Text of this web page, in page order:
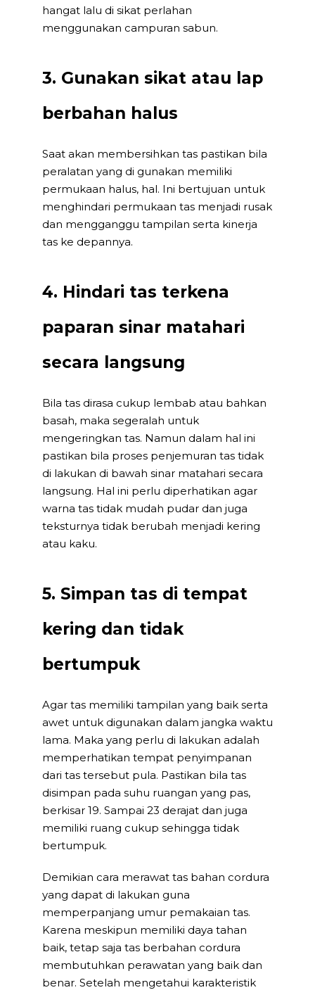
hangat lalu di sikat perlahan
menggunakan campuran sabun.
3. Gunakan sikat atau lap
berbahan halus
Saat akan membersihkan tas pastikan bila
peralatan yang di gunakan memiliki
permukaan halus, hal. Ini bertujuan untuk
menghindari permukaan tas menjadi rusak
dan mengganggu tampilan serta kinerja
tas ke depannya.
4. Hindari tas terkena
paparan sinar matahari
secara langsung
Bila tas dirasa cukup lembab atau bahkan
basah, maka segeralah untuk
mengeringkan tas. Namun dalam hal ini
pastikan bila proses penjemuran tas tidak
di lakukan di bawah sinar matahari secara
langsung. Hal ini perlu diperhatikan agar
warna tas tidak mudah pudar dan juga
teksturnya tidak berubah menjadi kering
atau kaku.
5. Simpan tas di tempat
kering dan tidak
bertumpuk
Agar tas memiliki tampilan yang baik serta
awet untuk digunakan dalam jangka waktu
lama. Maka yang perlu di lakukan adalah
memperhatikan tempat penyimpanan
dari tas tersebut pula. Pastikan bila tas
disimpan pada suhu ruangan yang pas,
berkisar 19. Sampai 23 derajat dan juga
memiliki ruang cukup sehingga tidak
bertumpuk.
Demikian cara merawat tas bahan cordura
yang dapat di lakukan guna
memperpanjang umur pemakaian tas.
Karena meskipun memiliki daya tahan
baik, tetap saja tas berbahan cordura
membutuhkan perawatan yang baik dan
benar. Setelah mengetahui karakteristik